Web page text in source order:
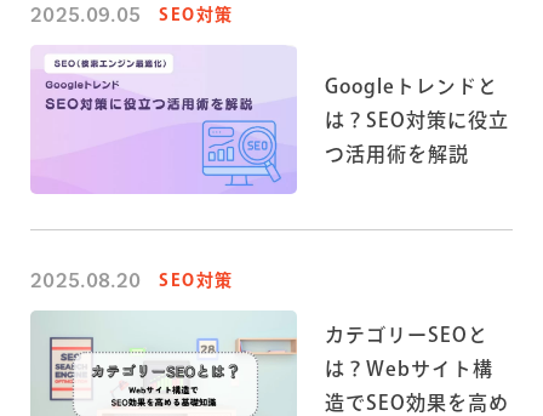
2025.09.05 SEO対策
Googleトレンドと
は？SEO対策に役立
つ活用術を解説
2025.08.20 SEO対策
カテゴリーSEOと
は？Webサイト構
造でSEO効果を高め